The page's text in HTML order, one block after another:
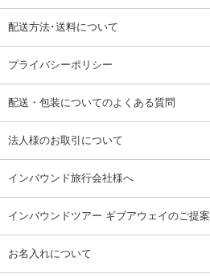
配送方法･送料について
プライバシーポリシー
配送・包装についてのよくある質問
法人様のお取引について
インバウンド旅行会社様へ
インバウンドツアー ギブアウェイのご提案
お名入れについて